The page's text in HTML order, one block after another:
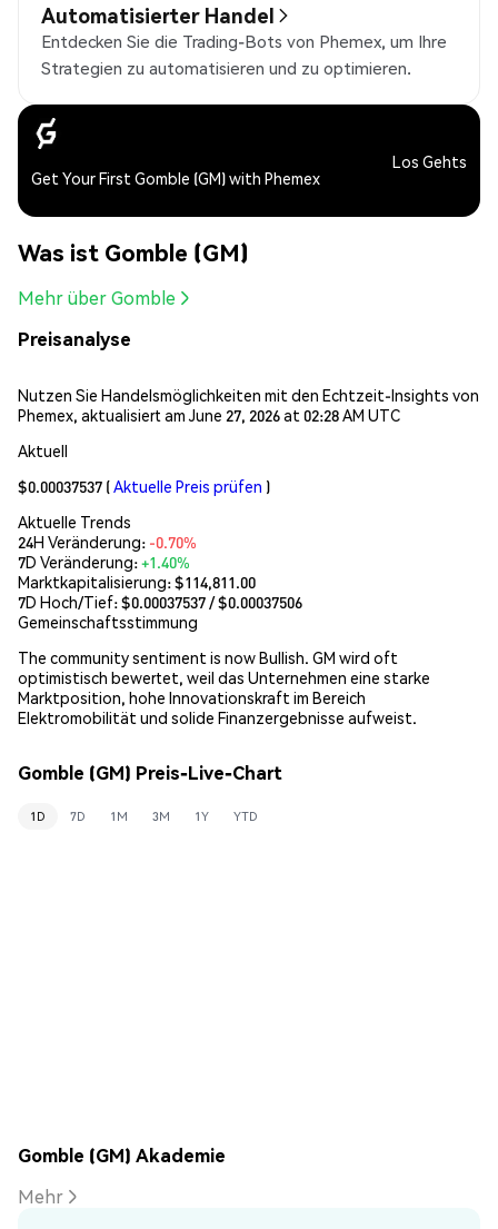
Automatisierter Handel
Entdecken Sie die Trading-Bots von Phemex, um Ihre
Strategien zu automatisieren und zu optimieren.
Get Your First Gomble (GM) with Phemex
Los Gehts
Was ist Gomble (GM)
Mehr über Gomble
Preisanalyse
Nutzen Sie Handelsmöglichkeiten mit den Echtzeit-Insights von
Phemex, aktualisiert am June 27, 2026 at 02:28 AM UTC
Aktuell
$0.00037537 (Aktuelle Preis prüfen )
Aktuelle Trends
24H Veränderung: -0.70%
7D Veränderung:+1.40%
Marktkapitalisierung:$114,811.00
7D Hoch/Tief: $0.00037537/ $0.00037506
Gemeinschaftsstimmung
The community sentiment is now Bullish. GM wird oft
optimistisch bewertet, weil das Unternehmen eine starke
Marktposition, hohe Innovationskraft im Bereich
Elektromobilität und solide Finanzergebnisse aufweist.
Gomble (GM) Preis-Live-Chart
1D 7D 1M 3M 1Y YTD
Gomble (GM) Akademie
Mehr